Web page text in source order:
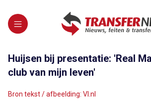
Huijsen bij presentatie: 'Real
club van mijn leven'
Bron tekst / afbeelding: VI.nl